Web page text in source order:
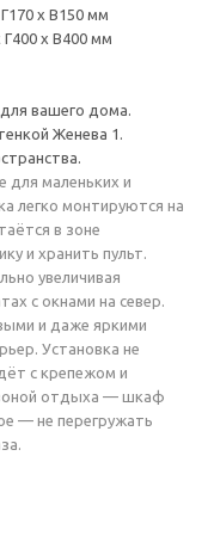
х В150 мм
х В400 мм
вашего дома.
Женева 1.
для маленьких и
легко монтируются на
в зоне
и хранить пульт.
увеличивая
с окнами на север.
и даже яркими
Установка не
с крепежом и
зоной отдыха — шкаф
— не перегружать